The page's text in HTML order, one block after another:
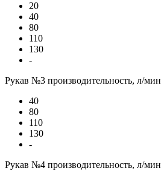
20
40
80
110
130
-
Рукав №3 производительность, л/мин
40
80
110
130
-
Рукав №4 производительность, л/мин